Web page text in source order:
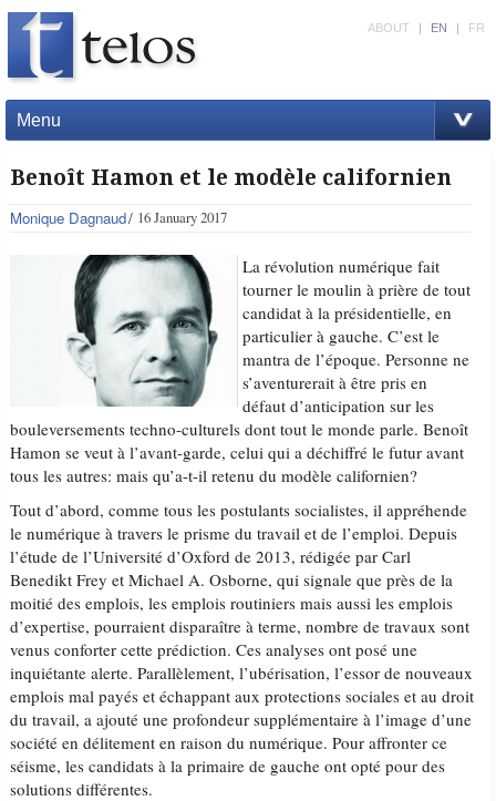
Menu
ABOUT | EN | FR
Benoît Hamon et le modèle californien
Monique Dagnaud 16 January 2017
La révolution numérique fait
tourner le moulin à prière de tout
candidat à la présidentielle, en
particulier à gauche. C’est le
mantra de l’époque. Personne ne
s’aventurerait à être pris en
défaut d’anticipation sur les
bouleversements techno-culturels dont tout le monde parle. Benoît
Hamon se veut à l’avant-garde, celui qui a déchiffré le futur avant
tous les autres: mais qu’a-t-il retenu du modèle californien?
Tout d’abord, comme tous les postulants socialistes, il appréhende
le numérique à travers le prisme du travail et de l’emploi. Depuis
l’étude de l’Université d’Oxford de 2013, rédigée par Carl
Benedikt Frey et Michael A. Osborne, qui signale que près de la
moitié des emplois, les emplois routiniers mais aussi les emplois
d’expertise, pourraient disparaître à terme, nombre de travaux sont
venus conforter cette prédiction. Ces analyses ont posé une
inquiétante alerte. Parallèlement, l’ubérisation, l’essor de nouveaux
emplois mal payés et échappant aux protections sociales et au droit
du travail, a ajouté une profondeur supplémentaire à l’image d’une
société en délitement en raison du numérique. Pour affronter ce
séisme, les candidats à la primaire de gauche ont opté pour des
solutions différentes.